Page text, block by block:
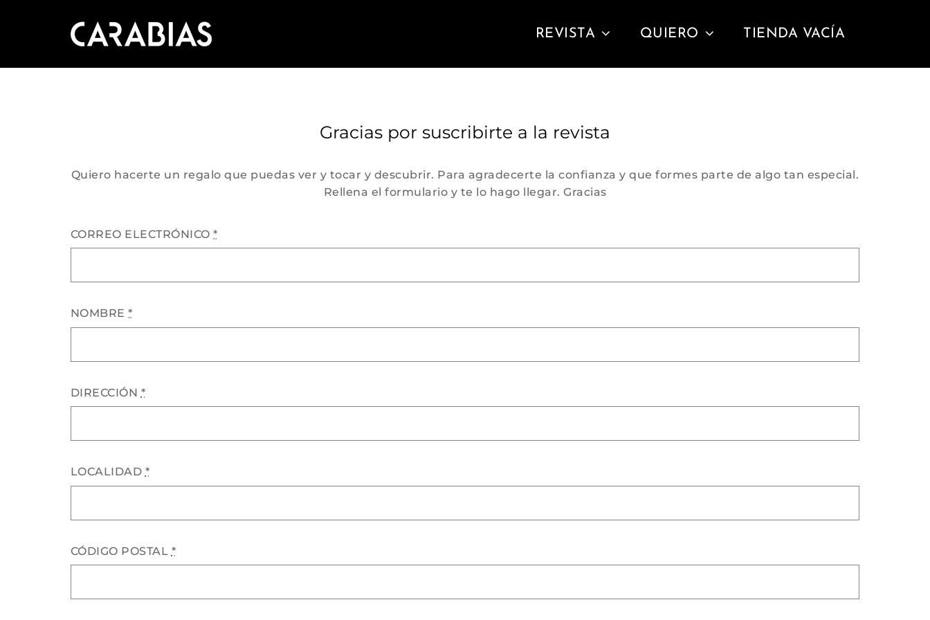
REVISTA QUIERO TIENDA VACÍA
Gracias por suscribirte a la revista
Quiero hacerte un regalo que puedas ver y tocar y descubrir. Para agradecerte la confianza y que formes parte de algo tan especial.
Rellena el formulario y te lo hago llegar. Gracias
CORREO ELECTRÓNICO*
NOMBRE*
DIRECCIÓN *
LOCALIDAD *
CÓDIGO POSTAL *